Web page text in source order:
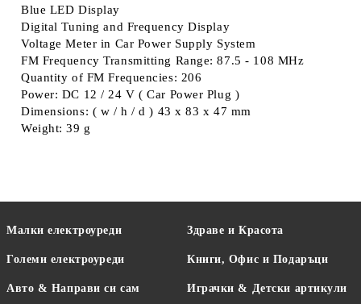
Blue LED Display
Digital Tuning and Frequency Display
Voltage Meter in Car Power Supply System
FM Frequency Transmitting Range: 87.5 - 108 MHz
Quantity of FM Frequencies: 206
Power: DC 12 / 24 V ( Car Power Plug )
Dimensions: ( w / h / d ) 43 x 83 x 47 mm
Weight: 39 g
Малки електроуреди
Големи електроуреди
Авто & Направи си сам
Здраве и Красота
Книги, Офис и Подаръци
Играчки & Детски артикули